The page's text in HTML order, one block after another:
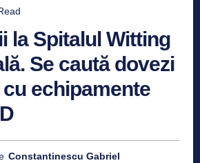
la Spitalul Witting
Se caută dovezi
echipamente
Constantinescu Gabriel